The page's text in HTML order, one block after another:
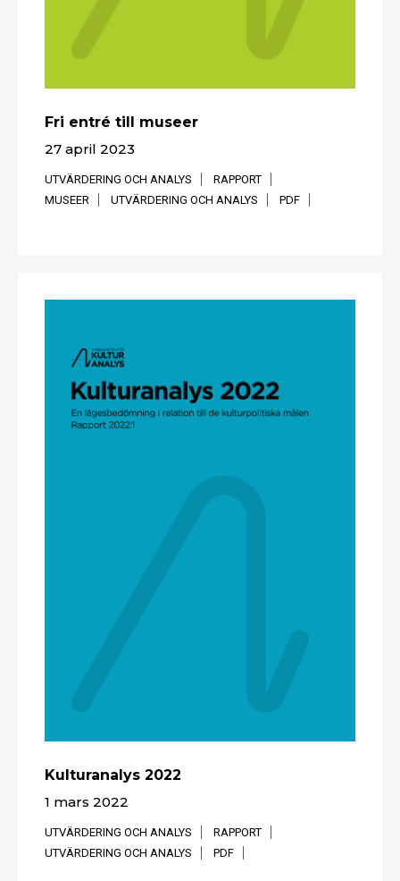
Fri entré till museer
27 april 2023
UTVÄRDERING OCH ANALYS
RAPPORT
MUSEER
UTVÄRDERING OCH ANALYS PDF
Kultur­analys 2022
1 mars 2022
UTVÄRDERING OCH ANALYS
RAPPORT
UTVÄRDERING OCH ANALYS
PDF